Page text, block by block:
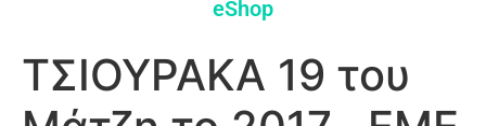
eShop
ΤΣΙΟΥΡΑΚΑ 19 του